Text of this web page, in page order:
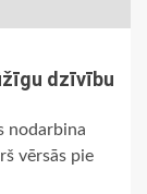
dzīvību
nodarbina
vērsās pie